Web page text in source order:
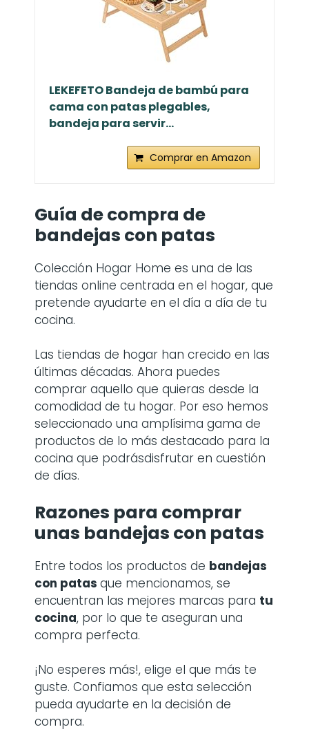
LEKEFETO Bandeja de bambú para
cama con patas plegables,
bandeja para servir...
Comprar en Amazon
Guía de compra de
bandejas con patas
Colección Hogar Home es una de las
tiendas online centrada en el hogar, que
pretende ayudarte en el día a día de tu
cocina.
Las tiendas de hogar han crecido en las
últimas décadas. Ahora puedes
comprar aquello que quieras desde la
comodidad de tu hogar. Por eso hemos
seleccionado una amplísima gama de
productos de lo más destacado para la
cocina que podrásdisfrutar en cuestión
de días.
Razones para comprar
unas bandejas con patas
Entre todos los productos de bandejas
con patas que mencionamos, se
encuentran las mejores marcas para tu
cocina, por lo que te aseguran una
compra perfecta.
¡No esperes más!, elige el que más te
guste. Confiamos que esta selección
pueda ayudarte en la decisión de
compra.